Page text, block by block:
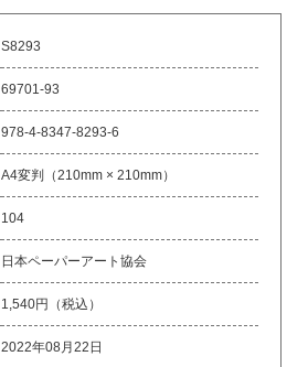
S8293
69701-93
978-4-8347-8293-6
A4変判（210mm × 210mm）
104
日本ペーパーアート協会
1,540円（税込）
2022年08月22日